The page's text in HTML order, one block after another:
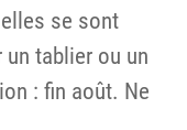
se sont
tablier ou un
: fin août. Ne